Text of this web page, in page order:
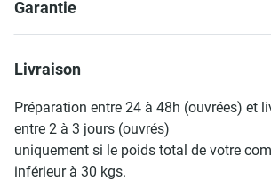
Garantie
Livraison
Préparation entre 24 à 48h (ouvrées) et
entre 2 à 3 jours (ouvrés)
uniquement si le poids total de votre
inférieur à 30 kgs.